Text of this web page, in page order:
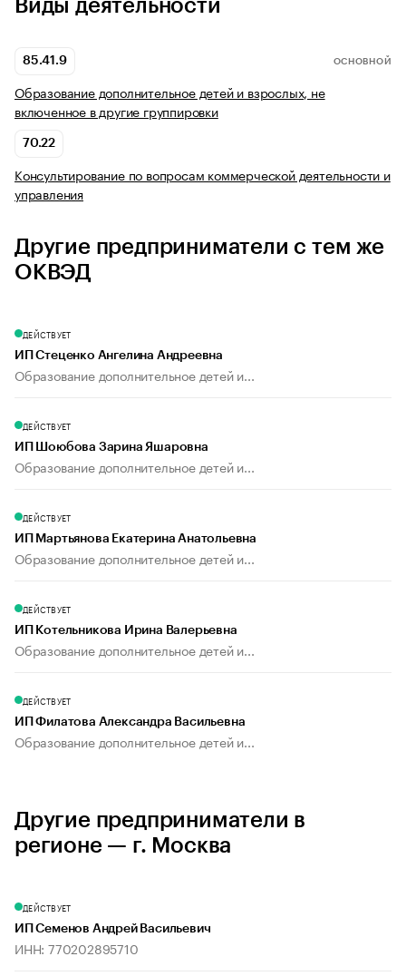
Виды деятельности
85.41.9 ОСНОВНОЙ
Образование дополнительное детей и взрослых, не
включенное в другие группировки
70.22
Консультирование по вопросам коммерческой деятельности и
управления
Другие предприниматели с тем же
ОКВЭД
ДЕЙСТВУЕТ
ИП Стеценко Ангелина Андреевна
Образование дополнительное детей и...
ДЕЙСТВУЕТ
ИП Шоюбова Зарина Яшаровна
Образование дополнительное детей и...
ДЕЙСТВУЕТ
ИП Мартьянова Екатерина Анатольевна
Образование дополнительное детей и...
ДЕЙСТВУЕТ
ИП Котельникова Ирина Валерьевна
Образование дополнительное детей и...
ДЕЙСТВУЕТ
ИП Филатова Александра Васильевна
Образование дополнительное детей и...
Другие предприниматели в
регионе — г. Москва
ДЕЙСТВУЕТ
ИП Семенов Андрей Васильевич
ИНН: 770202895710